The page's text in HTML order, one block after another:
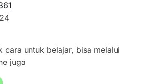
cara untuk belajar, bisa melalui
juga